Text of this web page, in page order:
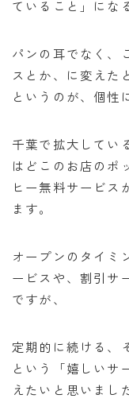
ていること」にな
パンの耳でなく、
スとか、に変えた
というのが、個性
千葉で拡大してい
はどこのお店のポ
ヒー無料サービス
ます。
オープンのタイミ
ービスや、割引サ
ですが、
定期的に続ける、
という「嬉しいサ
えたいと思いまし